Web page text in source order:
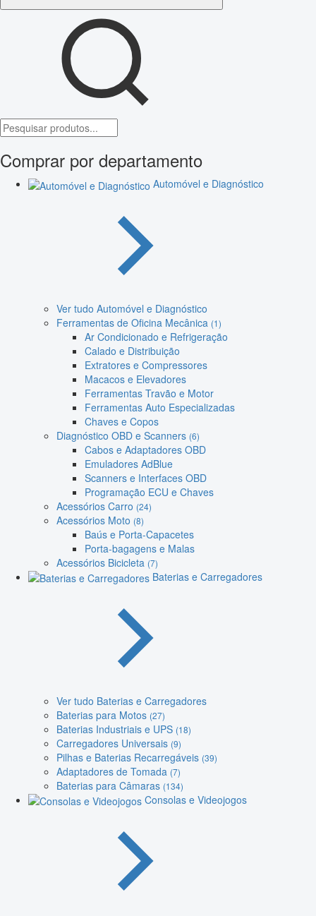
Comprar por departamento
Automóvel e Diagnóstico
Ver tudo Automóvel e Diagnóstico
Ferramentas de Oficina Mecânica (1)
Ar Condicionado e Refrigeração
Calado e Distribuição
Extratores e Compressores
Macacos e Elevadores
Ferramentas Travão e Motor
Ferramentas Auto Especializadas
Chaves e Copos
Diagnóstico OBD e Scanners (6)
Cabos e Adaptadores OBD
Emuladores AdBlue
Scanners e Interfaces OBD
Programação ECU e Chaves
Acessórios Carro (24)
Acessórios Moto (8)
Baús e Porta-Capacetes
Porta-bagagens e Malas
Acessórios Bicicleta (7)
Baterias e Carregadores
Ver tudo Baterias e Carregadores
Baterias para Motos (27)
Baterias Industriais e UPS (18)
Carregadores Universais (9)
Pilhas e Baterias Recarregáveis (39)
Adaptadores de Tomada (7)
Baterias para Câmaras (134)
Consolas e Videojogos